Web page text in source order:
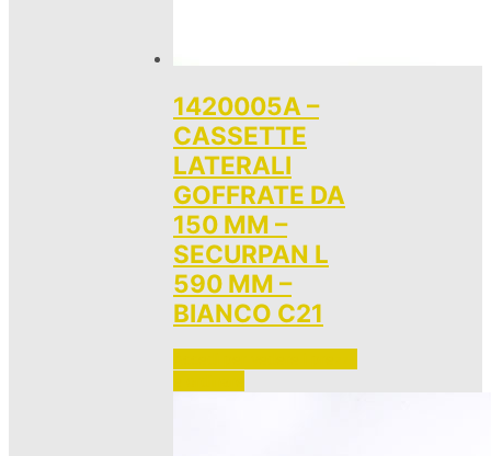
1420005A –
CASSETTE
LATERALI
GOFFRATE DA
150 MM –
SECURPAN L
590 MM –
BIANCO C21